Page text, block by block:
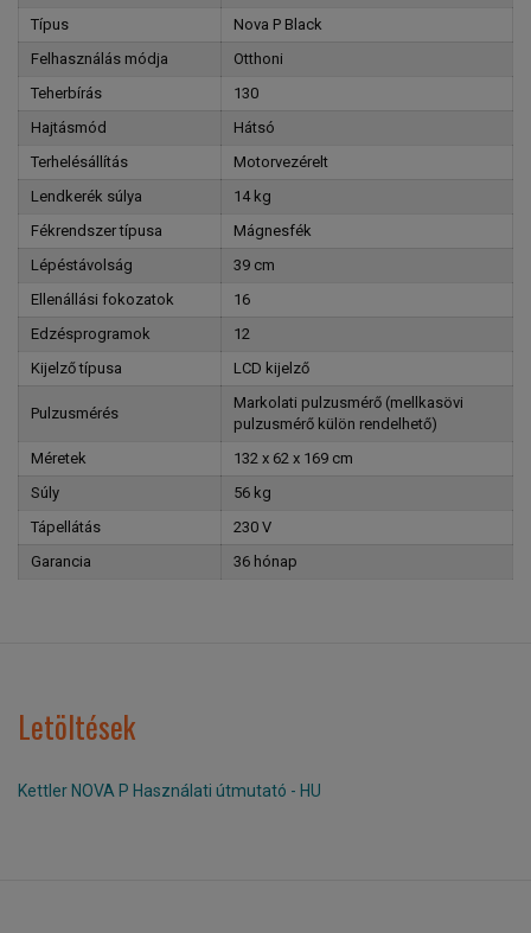
Típus
Nova P Black
Felhasználás módja
Otthoni
Teherbírás
130
Hajtásmód
Hátsó
Terhelésállítás
Motorvezérelt
Lendkerék súlya
14 kg
Fékrendszer típusa
Mágnesfék
Lépéstávolság
39 cm
Ellenállási fokozatok
16
Edzésprogramok
12
Kijelző típusa
LCD kijelző
Pulzusmérés
Markolati pulzusmérő (mellkasövi
pulzusmérő külön rendelhető)
Méretek
132 x 62 x 169 cm
Súly
56 kg
Tápellátás
230 V
Garancia
36 hónap
Letöltések
Kettler NOVA P Használati útmutató - HU